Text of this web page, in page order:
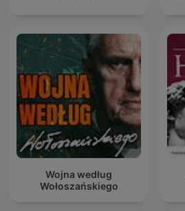
Wojna według
Wołoszańskiego